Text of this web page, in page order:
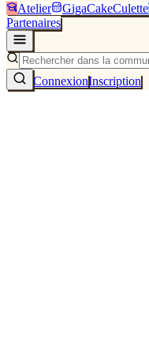
Atelier GigaCakeCulette
Partenaires
ConnexionInscription